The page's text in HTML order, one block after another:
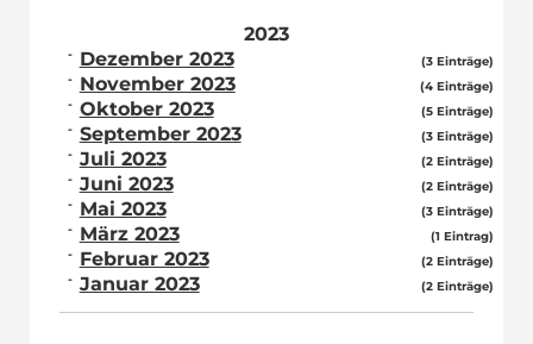
2023
Dezember 2023
(3 Einträge)
November 2023 (4 Einträge)
Oktober 2023 (5 Einträge)
September 2023 (3 Einträge)
Juli 2023 (2 Einträge)
Juni 2023 (2 Einträge)
Mai 2023 (3 Einträge)
März 2023 (1 Eintrag)
Februar 2023 (2 Einträge)
Januar 2023 (2 Einträge)